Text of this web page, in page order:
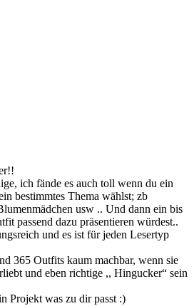
ich fände es auch toll wenn du ein
bestimmtes Thema wählst; zb
usw .. Und dann ein bis
passend dazu präsentieren würdest..
und es ist für jeden Lesertyp
365 Outfits kaum machbar, wenn sie
und eben richtige ,, Hingucker“ sein
Projekt was zu dir passt :)